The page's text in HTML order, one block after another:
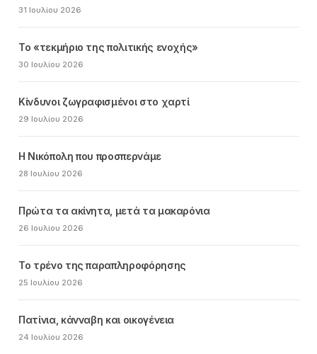
31 Ιουλίου 2026
Το «τεκμήριο της πολιτικής ενοχής»
30 Ιουλίου 2026
Κίνδυνοι ζωγραφισμένοι στο χαρτί
29 Ιουλίου 2026
Η Νικόπολη που προσπερνάμε
28 Ιουλίου 2026
Πρώτα τα ακίνητα, μετά τα μακαρόνια
26 Ιουλίου 2026
Το τρένο της παραπληροφόρησης
25 Ιουλίου 2026
Πατίνια, κάνναβη και οικογένεια
24 Ιουλίου 2026